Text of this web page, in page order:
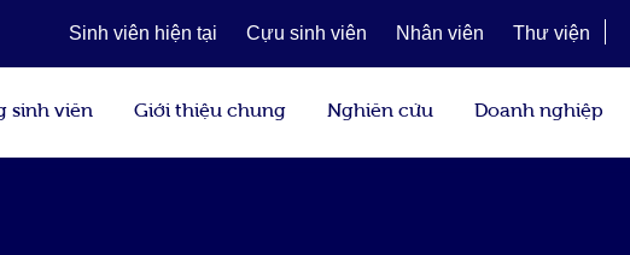
Sinh viên hiện tại Cựu sinh viên Nhân viên Thư viện
sinh viên Giới thiệu chung Nghiên cứu Doanh nghiệp